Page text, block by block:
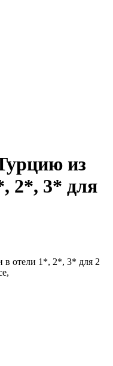
из
2*, 3* для